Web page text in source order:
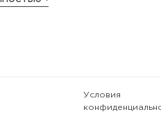
Условия